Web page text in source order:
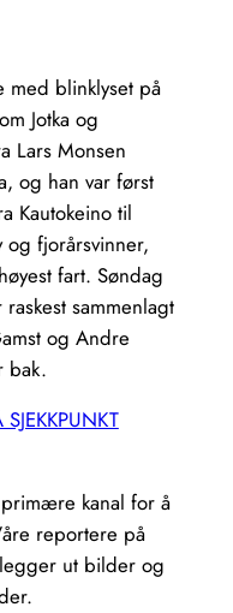
med blinklyset på
Jotka og
Lars Monsen
og han var først
Kautokeino til
fjorårsvinner,
fart. Søndag
sammenlagt
og Andre
bak.
primære kanal for å
reportere på
ut bilder og